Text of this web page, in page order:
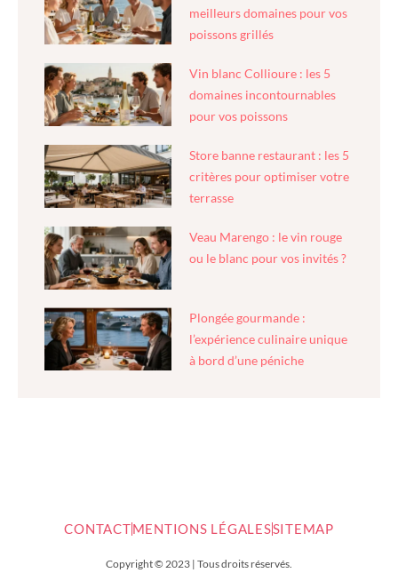
meilleurs domaines pour vos
poissons grillés
Vin blanc Collioure : les 5
domaines incontournables
pour vos poissons
Store banne restaurant : les 5
critères pour optimiser votre
terrasse
Veau Marengo : le vin rouge
ou le blanc pour vos invités ?
Plongée gourmande :
l’expérience culinaire unique
à bord d’une péniche
CONTACTMENTIONS LÉGALESSITEMAP
Copyright © 2023 | Tous droits réservés.